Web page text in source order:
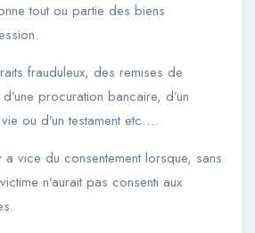
tout ou partie des biens
frauduleux, des remises de
procuration bancaire, d’un
ou d’un testament etc….
a vice du consentement lorsque, sans
n’aurait pas consenti aux